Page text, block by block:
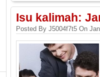
Isu kalimah:
Posted By J5004f7t5 On